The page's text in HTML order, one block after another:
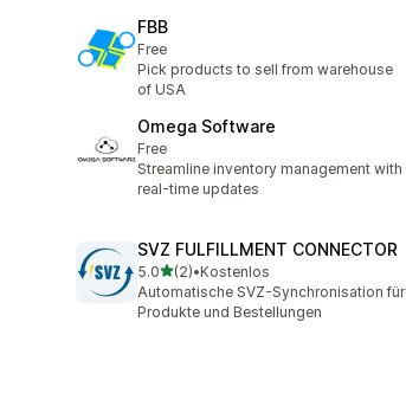
FBB
Free
Pick products to sell from warehouse
of USA
Omega Software
Free
Streamline inventory management with
real-time updates
SVZ FULFILLMENT CONNECTOR
5.0เต็ม 5 ดาว
(2)
ทั้งหมด 2 รีวิว
•Kostenlos
Automatische SVZ-Synchronisation für
Produkte und Bestellungen